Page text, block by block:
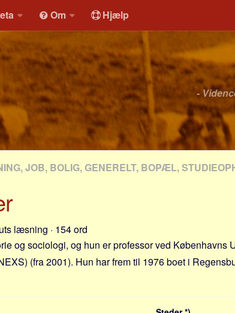
Om Hjælp
-
JOB, BOLIG, GENERELT, BOPÆL,
læsning · 154 ord
og sociologi, og hun er professor ved Københavns
(fra 2001). Hun har frem til 1976 boet i